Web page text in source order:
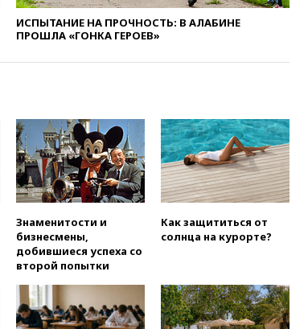
вчера, 20:27Ямпольская
призвала оптимизировать
олимпиады для поступления в
средств на ремонт
вчера, 20:00Зеленский 8
августа посетит Сербию с
официальным визитом
вчера, 19:58В Госдуму будет
отмене ЕГЭ
вчера, 19:50
работу
вчера, 19:35WP: Трамп
призвал доноров-
ИСПЫТАНИЕ НА ПРОЧНОСТЬ: В АЛАБИНЕ
ПРОШЛА «ГОНКА ГЕРОЕВ»
Знаменитости и
бизнесмены,
добившиеся успеха со
второй попытки
Как защититься от
солнца на курорте?